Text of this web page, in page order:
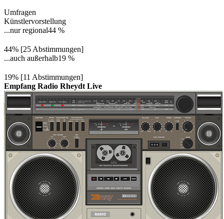
Umfragen
Künstlervorstellung
...nur regional44 %
44% [25 Abstimmungen]
...auch außerhalb19 %
19% [11 Abstimmungen]
Empfang Radio Rheydt Live